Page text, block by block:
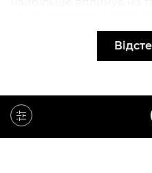
агітаційні матеріали.
республіканських і
Перша публікація в
видавництвами «Молода
життя опублікував
ілюстрацій у різних
роки в Сєвероморську,